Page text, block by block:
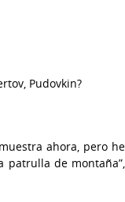
Pudovkin?
ahora, pero he
patrulla de montaña”,